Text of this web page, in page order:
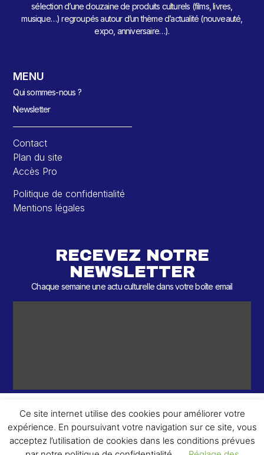
sélection d’une douzaine de produits culturels (films, livres,
musique…) regroupés autour d’un thème d’actualité (nouveauté,
expo, anniversaire…).
MENU
Qui sommes-nous ?
Newsletter
Contact
Plan du site
Accès Pro
Politique de confidentialité
Mentions légales
RECEVEZ NOTRE
NEWSLETTER
Chaque semaine une actu culturelle dans votre boîte email
© 2026 – 2 ème Round – Tous droits réservés.
Ce site internet utilise des cookies pour améliorer votre
expérience. En poursuivant votre navigation sur ce site, vous
acceptez l’utilisation de cookies dans les conditions prévues